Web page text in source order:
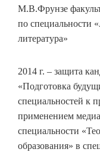
М.В.Фрунзе
по специальности
литература»
2014 г. – защита
«Подготовка
специальностей к
применением
специальности
образования» в